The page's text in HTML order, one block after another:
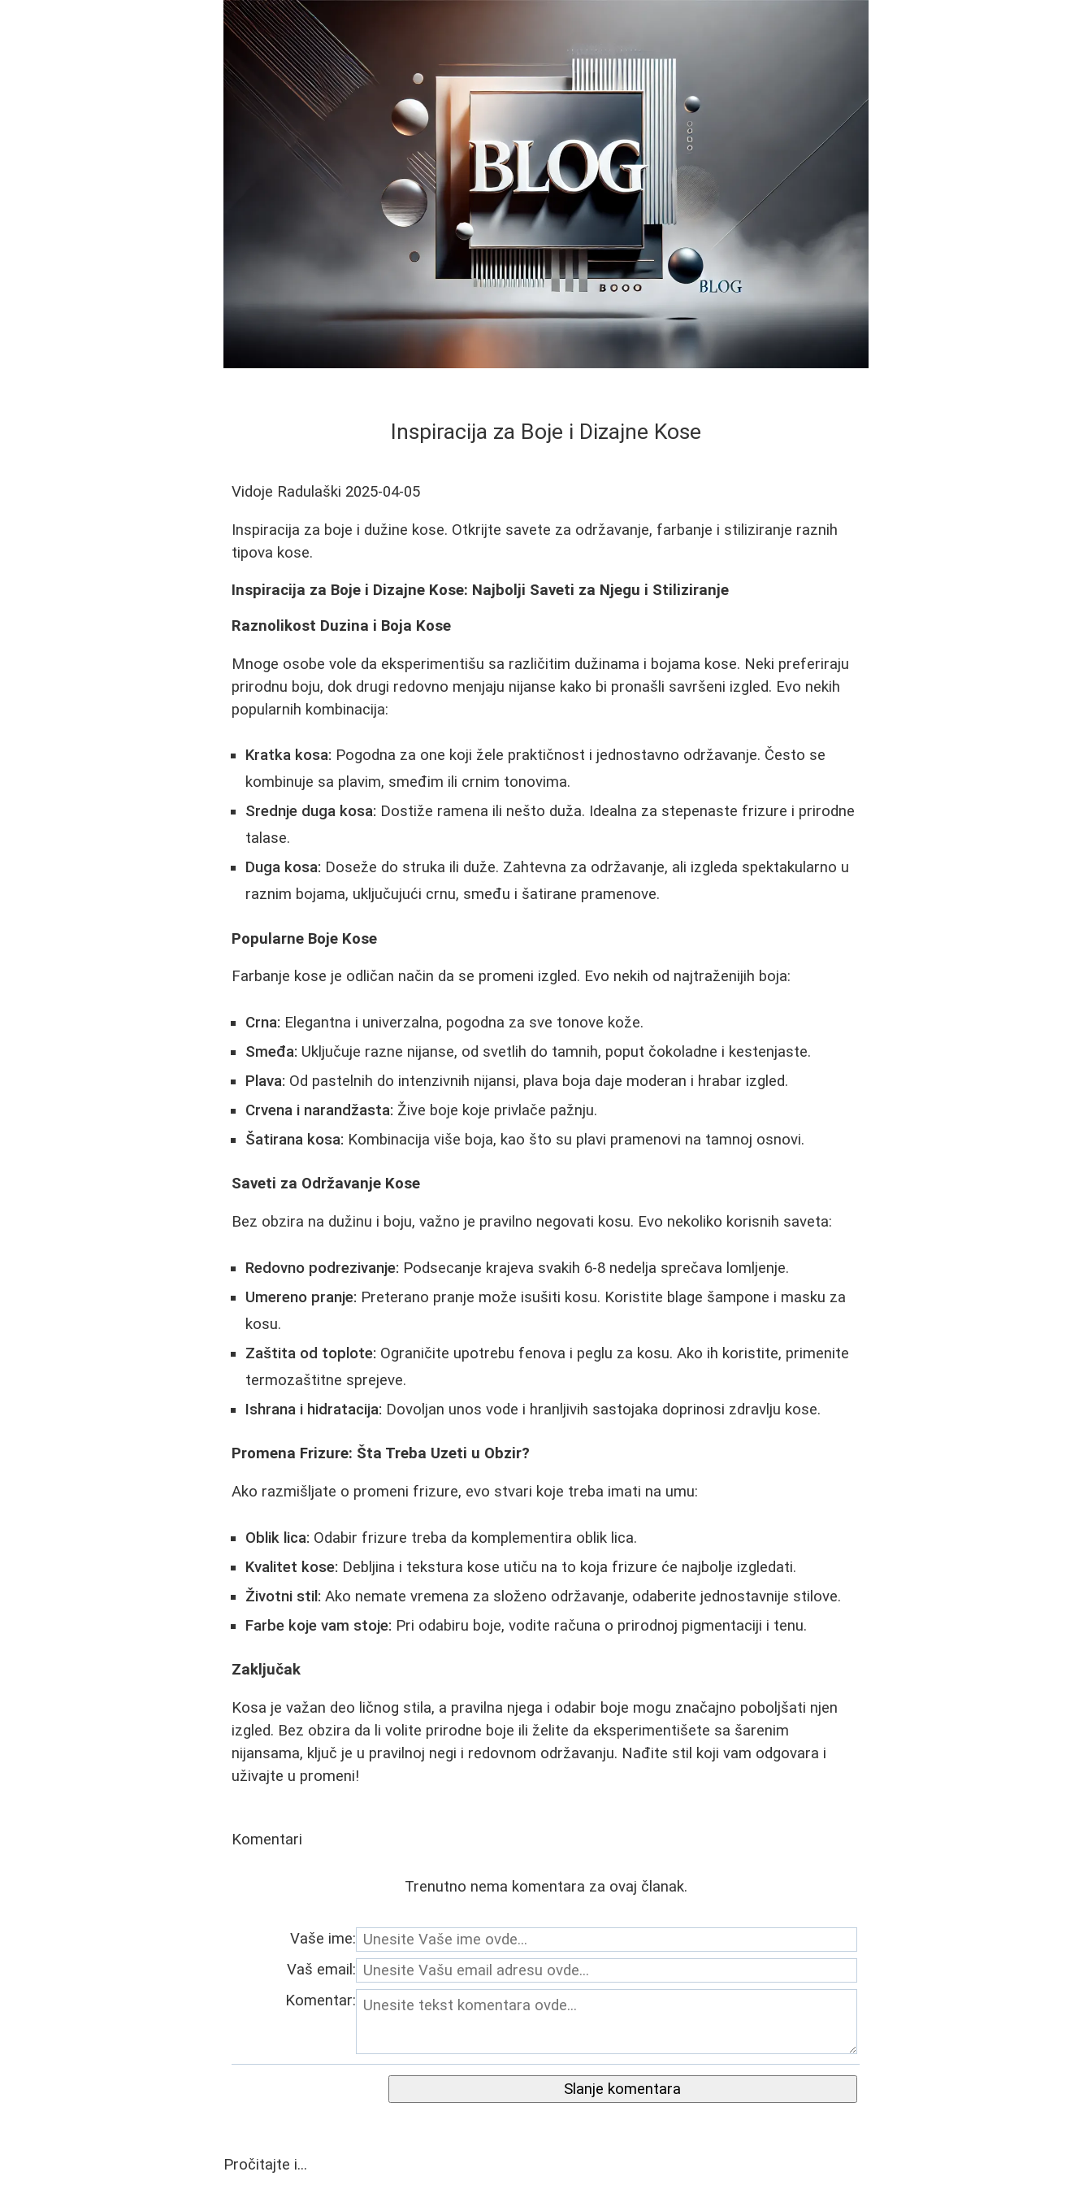
Inspiracija za Boje i Dizajne Kose
Vidoje Radulaški 2025-04-05
Inspiracija za boje i dužine kose. Otkrijte savete za održavanje, farbanje i stiliziranje raznih
tipova kose.
Inspiracija za Boje i Dizajne Kose: Najbolji Saveti za Njegu i Stiliziranje
Raznolikost Duzina i Boja Kose
Mnoge osobe vole da eksperimentišu sa različitim dužinama i bojama kose. Neki preferiraju
prirodnu boju, dok drugi redovno menjaju nijanse kako bi pronašli savršeni izgled. Evo nekih
popularnih kombinacija:
Kratka kosa: Pogodna za one koji žele praktičnost i jednostavno održavanje. Često se
kombinuje sa plavim, smeđim ili crnim tonovima.
Srednje duga kosa: Dostiže ramena ili nešto duža. Idealna za stepenaste frizure i prirodne
talase.
Duga kosa: Doseže do struka ili duže. Zahtevna za održavanje, ali izgleda spektakularno u
raznim bojama, uključujući crnu, smeđu i šatirane pramenove.
Popularne Boje Kose
Farbanje kose je odličan način da se promeni izgled. Evo nekih od najtraženijih boja:
Crna: Elegantna i univerzalna, pogodna za sve tonove kože.
Smeđa: Uključuje razne nijanse, od svetlih do tamnih, poput čokoladne i kestenjaste.
Plava: Od pastelnih do intenzivnih nijansi, plava boja daje moderan i hrabar izgled.
Crvena i narandžasta: Žive boje koje privlače pažnju.
Šatirana kosa: Kombinacija više boja, kao što su plavi pramenovi na tamnoj osnovi.
Saveti za Održavanje Kose
Bez obzira na dužinu i boju, važno je pravilno negovati kosu. Evo nekoliko korisnih saveta:
Redovno podrezivanje: Podsecanje krajeva svakih 6-8 nedelja sprečava lomljenje.
Umereno pranje: Preterano pranje može isušiti kosu. Koristite blage šampone i masku za
kosu.
Zaštita od toplote: Ograničite upotrebu fenova i peglu za kosu. Ako ih koristite, primenite
termozaštitne sprejeve.
Ishrana i hidratacija: Dovoljan unos vode i hranljivih sastojaka doprinosi zdravlju kose.
Promena Frizure: Šta Treba Uzeti u Obzir?
Ako razmišljate o promeni frizure, evo stvari koje treba imati na umu:
Oblik lica: Odabir frizure treba da komplementira oblik lica.
Kvalitet kose: Debljina i tekstura kose utiču na to koja frizure će najbolje izgledati.
Životni stil: Ako nemate vremena za složeno održavanje, odaberite jednostavnije stilove.
Farbe koje vam stoje: Pri odabiru boje, vodite računa o prirodnoj pigmentaciji i tenu.
Zaključak
Kosa je važan deo ličnog stila, a pravilna njega i odabir boje mogu značajno poboljšati njen
izgled. Bez obzira da li volite prirodne boje ili želite da eksperimentišete sa šarenim
nijansama, ključ je u pravilnoj negi i redovnom održavanju. Nađite stil koji vam odgovara i
uživajte u promeni!
Komentari
Trenutno nema komentara za ovaj članak.
Vaše ime:
Vaš email:
Komentar:
Slanje komentara
Pročitajte i...